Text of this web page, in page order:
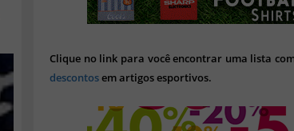
Clique no link para você encontrar uma lista
descontosem artigos esportivos.